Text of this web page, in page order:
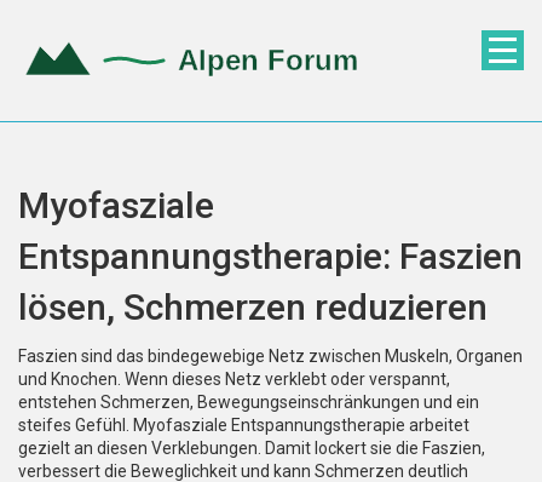
Myofasziale
Entspannungstherapie: Faszien
lösen, Schmerzen reduzieren
Faszien sind das bindegewebige Netz zwischen Muskeln, Organen
und Knochen. Wenn dieses Netz verklebt oder verspannt,
entstehen Schmerzen, Bewegungseinschränkungen und ein
steifes Gefühl. Myofasziale Entspannungstherapie arbeitet
gezielt an diesen Verklebungen. Damit lockert sie die Faszien,
verbessert die Beweglichkeit und kann Schmerzen deutlich